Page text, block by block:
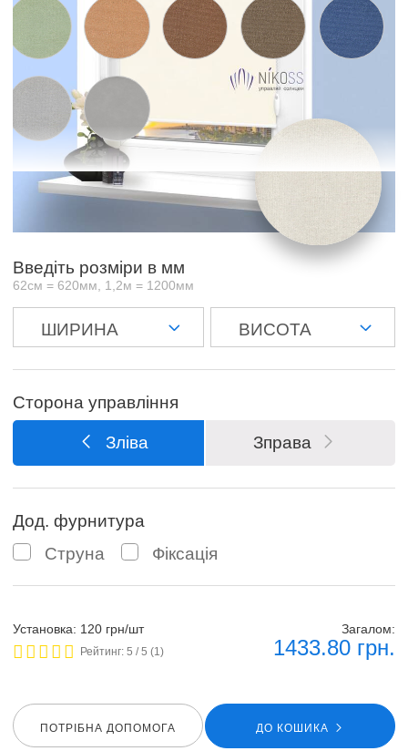
Відображений колір залежить від матриці і налаштувань вашого
екрану і може незначно відрізнятися від оригіналу
Введіть розміри в мм
62см = 620мм, 1,2м = 1200мм
Сторона управління
Зліва Зправа
Дод. фурнитура
Струна
Фіксація
Установка: 120 грн/шт
Рейтинг:5 / 5 (1)
Загалом:
1433.80грн.
ПОТРIБНА ДОПОМОГА ДО КОШИКА